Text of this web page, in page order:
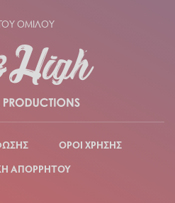
ΤΟΥ ΟΜΙΛΟΥ
ΟΡΟΙ ΧΡΗΣΗΣ
ΑΠΟΡΡΗΤΟΥ